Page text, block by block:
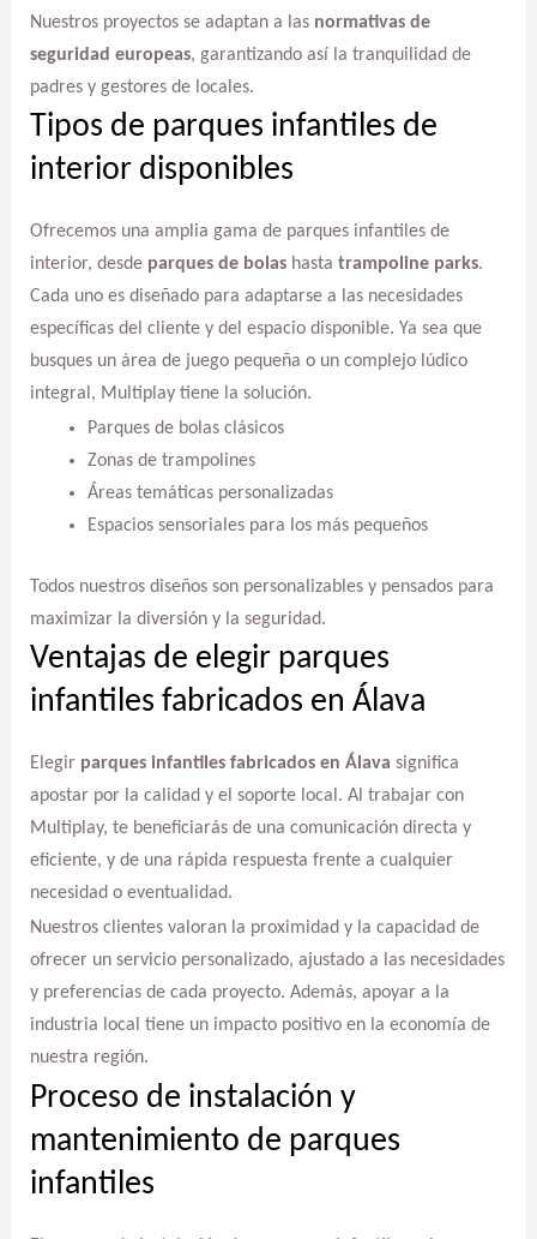
Nuestros proyectos se adaptan a las normativas de
seguridad europeas, garantizando así la tranquilidad de
padres y gestores de locales.
Tipos de parques infantiles de
interior disponibles
Ofrecemos una amplia gama de parques infantiles de
interior, desde parques de bolashasta trampoline parks.
Cada uno es diseñado para adaptarse a las necesidades
específicas del cliente y del espacio disponible. Ya sea que
busques un área de juego pequeña o un complejo lúdico
integral, Multiplay tiene la solución.
Parques de bolas clásicos
Zonas de trampolines
Áreas temáticas personalizadas
Espacios sensoriales para los más pequeños
Todos nuestros diseños son personalizables y pensados para
maximizar la diversión y la seguridad.
Ventajas de elegir parques
infantiles fabricados en Álava
Elegir parques infantiles fabricados en Álava significa
apostar por la calidad y el soporte local. Al trabajar con
Multiplay, te beneficiarás de una comunicación directa y
eficiente, y de una rápida respuesta frente a cualquier
necesidad o eventualidad.
Nuestros clientes valoran la proximidad y la capacidad de
ofrecer un servicio personalizado, ajustado a las necesidades
y preferencias de cada proyecto. Además, apoyar a la
industria local tiene un impacto positivo en la economía de
nuestra región.
Proceso de instalación y
mantenimiento de parques
infantiles